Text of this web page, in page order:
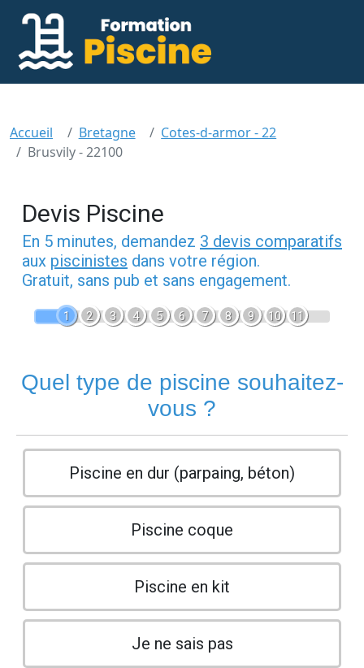
Accueil Bretagne
Cotes-d-armor - 22
Brusvily - 22100
Devis Piscine
En 5 minutes, demandez 3 devis comparatifs
aux piscinistes dans votre région.
Gratuit, sans pub et sans engagement.
1 2 3 4 5 6 7 8 9 10 11
Quel type de piscine souhaitez-
vous ?
Piscine en dur (parpaing, béton)
Piscine coque
Piscine en kit
Je ne sais pas